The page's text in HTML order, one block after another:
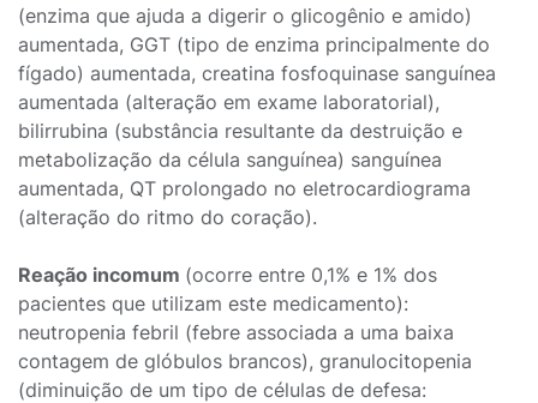
(enzima que ajuda a digerir o glicogênio e amido)
aumentada, GGT (tipo de enzima principalmente do
fígado) aumentada, creatina fosfoquinase sanguínea
aumentada (alteração em exame laboratorial),
bilirrubina (substância resultante da destruição e
metabolização da célula sanguínea) sanguínea
aumentada, QT prolongado no eletrocardiograma
(alteração do ritmo do coração).
Reação incomum (ocorre entre 0,1% e 1% dos
pacientes que utilizam este medicamento):
neutropenia febril (febre associada a uma baixa
contagem de glóbulos brancos), granulocitopenia
(diminuição de um tipo de células de defesa: